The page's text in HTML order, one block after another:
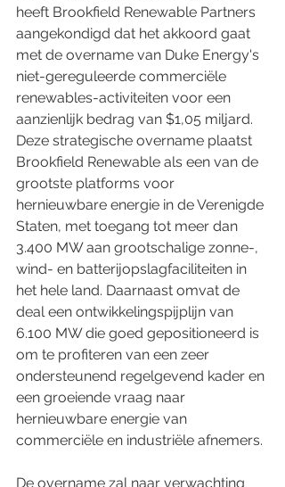
heeft Brookfield Renewable Partners
aangekondigd dat het akkoord gaat
met de overname van Duke Energy's
niet-gereguleerde commerciële
renewables-activiteiten voor een
aanzienlijk bedrag van $1,05 miljard.
Deze strategische overname plaatst
Brookfield Renewable als een van de
grootste platforms voor
hernieuwbare energie in de Verenigde
Staten, met toegang tot meer dan
3.400 MW aan grootschalige zonne-,
wind- en batterijopslagfaciliteiten in
het hele land. Daarnaast omvat de
deal een ontwikkelingspijplijn van
6.100 MW die goed gepositioneerd is
om te profiteren van een zeer
ondersteunend regelgevend kader en
een groeiende vraag naar
hernieuwbare energie van
commerciële en industriële afnemers.
De overname zal naar verwachting